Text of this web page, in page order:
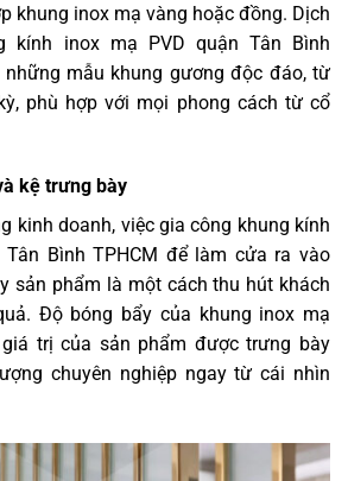
khung inox mạ vàng hoặc đồng. Dịch
kính inox mạ PVD quận Tân Bình
những mẫu khung gương độc đáo, từ
phù hợp với mọi phong cách từ cổ
kệ trưng bày
kinh doanh, việc gia công khung kính
Tân Bình TPHCM để làm cửa ra vào
sản phẩm là một cách thu hút khách
Độ bóng bẩy của khung inox mạ
trị của sản phẩm được trưng bày
chuyên nghiệp ngay từ cái nhìn